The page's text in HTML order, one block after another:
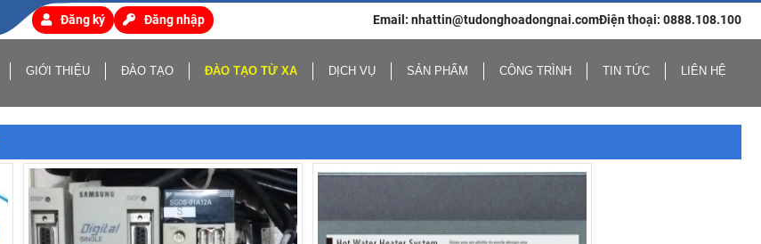
Đăng ký Đăng nhập Email: nhattin@tudonghoadongnai.comĐiện thoại: 0888.108.100
GIỚI THIỆU ĐÀO TẠO ĐÀO TẠO TỪ XA DỊCH VỤ SẢN PHẨM CÔNG TRÌNH TIN TỨC LIÊN HỆ